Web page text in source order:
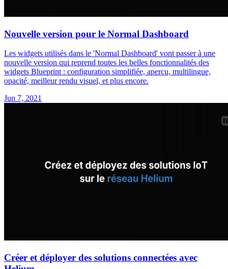
Nouvelle version pour le Normal Dashboard
Les widgets utilisés dans le 'Normal Dashboard' vont passer à une
nouvelle version qui reprend toutes les belles fonctionnalités des
widgets Blueprint : configuration simplifiée, aperçu, multilingue,
opacité, meilleur rendu visuel, et plus encore.
Jun 7, 2021
Créer et déployer des solutions connectées avec